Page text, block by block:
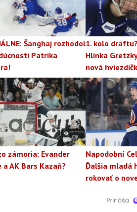
Šanghaj rozhodol
Patrika
1. kolo
Hlinka
nová
zámoria: Evander
a AK Bars Kazaň?
Napodobní
Ďalšia mladá
rokovať o